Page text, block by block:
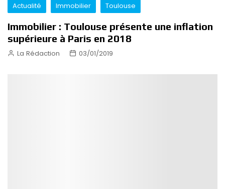
Actualité Immobilier Toulouse
Immobilier : Toulouse présente une inflation
supérieure à Paris en 2018
La Rédaction 03/01/2019